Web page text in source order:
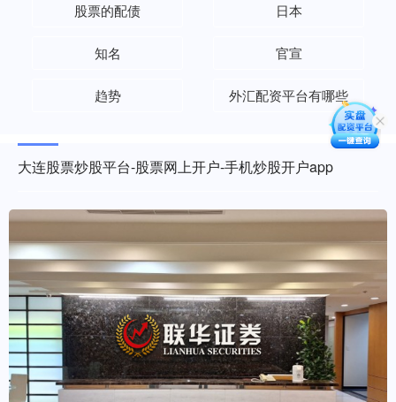
股票的配债 日本
知名 官宣
趋势 外汇配资平台有哪些
大连股票炒股平台-股票网上开户-手机炒股开户app